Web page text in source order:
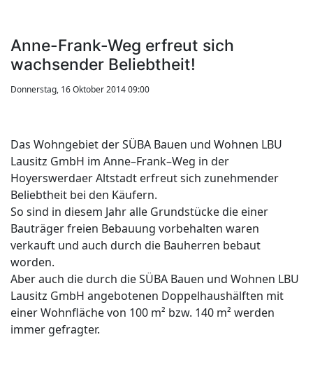
Anne-Frank-Weg erfreut sich
wachsender Beliebtheit!
Donnerstag, 16 Oktober 2014 09:00
Das Wohngebiet der SÜBA Bauen und Wohnen LBU
Lausitz GmbH im Anne–Frank–Weg in der
Hoyerswerdaer Altstadt erfreut sich zunehmender
Beliebtheit bei den Käufern.
So sind in diesem Jahr alle Grundstücke die einer
Bauträger freien Bebauung vorbehalten waren
verkauft und auch durch die Bauherren bebaut
worden.
Aber auch die durch die SÜBA Bauen und Wohnen LBU
Lausitz GmbH angebotenen Doppelhaushälften mit
einer Wohnfläche von 100 m² bzw. 140 m² werden
immer gefragter.